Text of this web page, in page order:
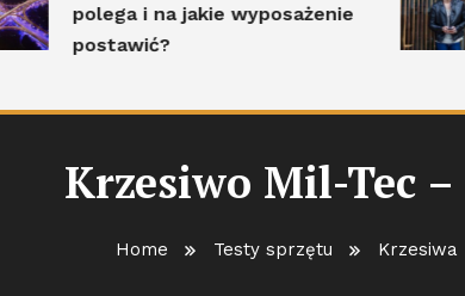
polega i na jakie wyposażenie
postawić?
Krzesiwo Mil-Tec
Home Testy sprzętu Krzesiwa